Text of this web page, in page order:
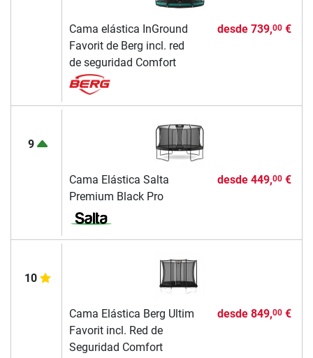
Cama elástica InGround
Favorit de Berg incl. red
de seguridad Comfort
desde 739,00€
9
Cama Elástica Salta
Premium Black Pro
desde 449,00€
10
Cama Elástica Berg Ultim
Favorit incl. Red de
Seguridad Comfort
desde 849,00€